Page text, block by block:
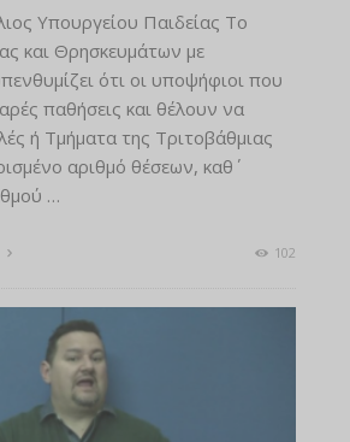
Υπουργείου Παιδείας Το
και Θρησκευμάτων με
ότι οι υποψήφιοι που
παθήσεις και θέλουν να
ή Τμήματα της Τριτοβάθμιας
αριθμό θέσεων, καθ΄
…
102